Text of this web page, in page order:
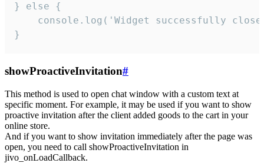
} else {
console.log('Widget successfully
}
showProactiveInvitation#
This method is used to open chat window with a custom text at
specific moment. For example, it may be used if you want to show
proactive invitation after the client added goods to the cart in your
online store.
And if you want to show invitation immediately after the page was
open, you need to call showProactiveInvitation in
jivo_onLoadCallback.